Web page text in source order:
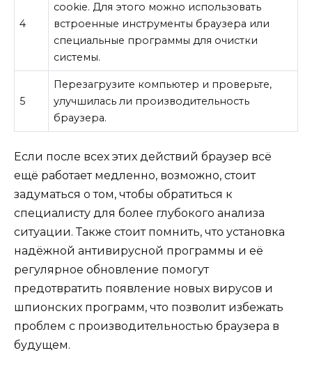
4
cookie. Для этого можно использовать
встроенные инструменты браузера или
специальные программы для очистки
системы.
5
Перезагрузите компьютер и проверьте,
улучшилась ли производительность
браузера.
Если после всех этих действий браузер всё
ещё работает медленно, возможно, стоит
задуматься о том, чтобы обратиться к
специалисту для более глубокого анализа
ситуации. Также стоит помнить, что установка
надёжной антивирусной программы и её
регулярное обновление помогут
предотвратить появление новых вирусов и
шпионских программ, что позволит избежать
проблем с производительностью браузера в
будущем.